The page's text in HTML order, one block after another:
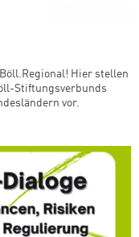
Hier stellen
Stiftungsverbunds
vor.